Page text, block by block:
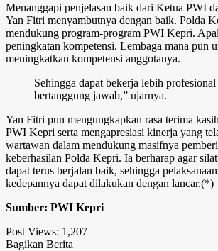
Menanggapi penjelasan baik dari Ketua PWI
Yan Fitri menyambutnya dengan baik. Polda
mendukung program-program PWI Kepri.
peningkatan kompetensi. Lembaga mana pun
meningkatkan kompetensi anggotanya.
Sehingga dapat bekerja lebih profesional
bertanggung jawab,” ujarnya.
Yan Fitri pun mengungkapkan rasa terima
PWI Kepri serta mengapresiasi kinerja yang
wartawan dalam mendukung masifnya
keberhasilan Polda Kepri. Ia berharap agar
dapat terus berjalan baik, sehingga
kedepannya dapat dilakukan dengan lancar.(*)
Sumber: PWI Kepri
Post Views: 1,207
Bagikan Berita